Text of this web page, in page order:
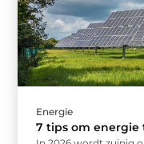
Energie
7 tips om energie